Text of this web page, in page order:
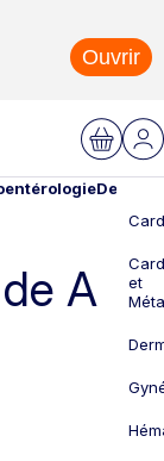
Ouvrir
de A
et